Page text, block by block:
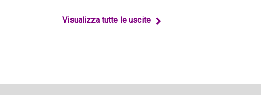
Visualizza tutte le uscite